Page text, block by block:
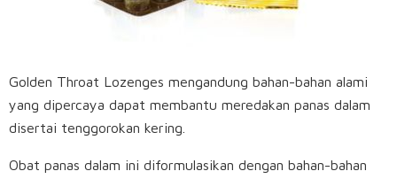
Golden Throat Lozenges mengandung bahan-bahan alami
yang dipercaya dapat membantu meredakan panas dalam
disertai tenggorokan kering.
Obat panas dalam ini diformulasikan dengan bahan-bahan